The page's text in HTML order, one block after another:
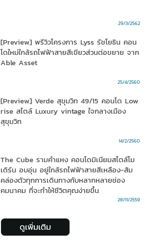
29/3/2562
[Preview] พรีวิวโครงการ Lyss รัชโยธิน คอน
โดใหม่ใกล้รถไฟฟ้าสายสีเขียวส่วนต่อขยาย จาก
Able Asset
25/4/2560
[Preview] Verde สุขุมวิท 49/15 คอนโด Low
rise สไตล์ Luxury vintage ใจกลางเมือง
สุขุมวิท
14/2/2560
The Cube รามคำแหง คอนโดมิเนียมสไตล์โม
เดิร์น อบอุ่น อยู่ใกล้รถไฟฟ้าสายสีเหลือง-ส้ม
คล่องตัวทุกการเดินทางกับหลากหลายช่อง
คมนาคม ที่จะทำให้ชีวิตคุณง่ายขึ้น
28/11/2559
ดูเพิ่มเติม